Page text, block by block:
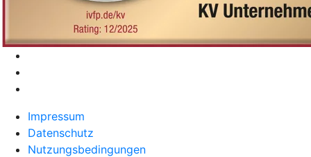
Impressum
Datenschutz
Nutzungsbedingungen